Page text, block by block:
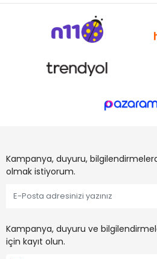
Kampanya, duyuru,
olmak istiyorum.
Kampanya, duyuru ve
için kayıt olun.